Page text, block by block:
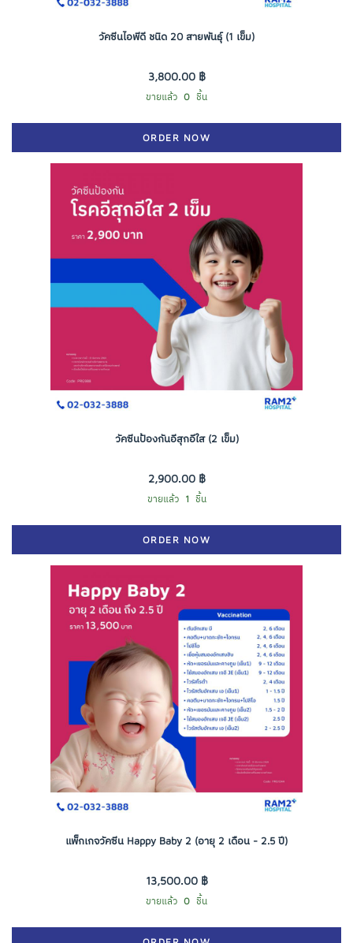
วัคซีนไอพีดี ชนิด 20 สายพันธุ์ (1 เข็ม)
3,800.00 ฿
ขายแล้ว 0 ชิ้น
ORDER NOW
วัคซีนป้องกันอีสุกอีใส (2 เข็ม)
2,900.00 ฿
ขายแล้ว 1 ชิ้น
ORDER NOW
แพ็กเกจวัคซีน Happy Baby 2 (อายุ 2 เดือน - 2.5 ปี)
13,500.00 ฿
ขายแล้ว 0 ชิ้น